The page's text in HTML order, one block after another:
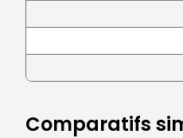
Comparatifs